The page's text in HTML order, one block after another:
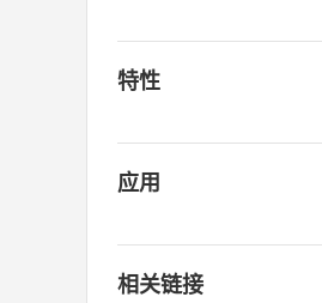
特性
应用
相关链接